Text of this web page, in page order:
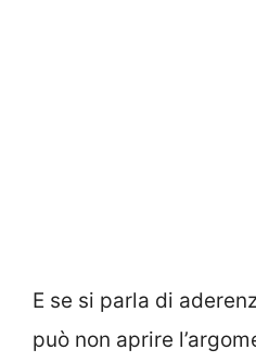
E se si parla di
può non aprire